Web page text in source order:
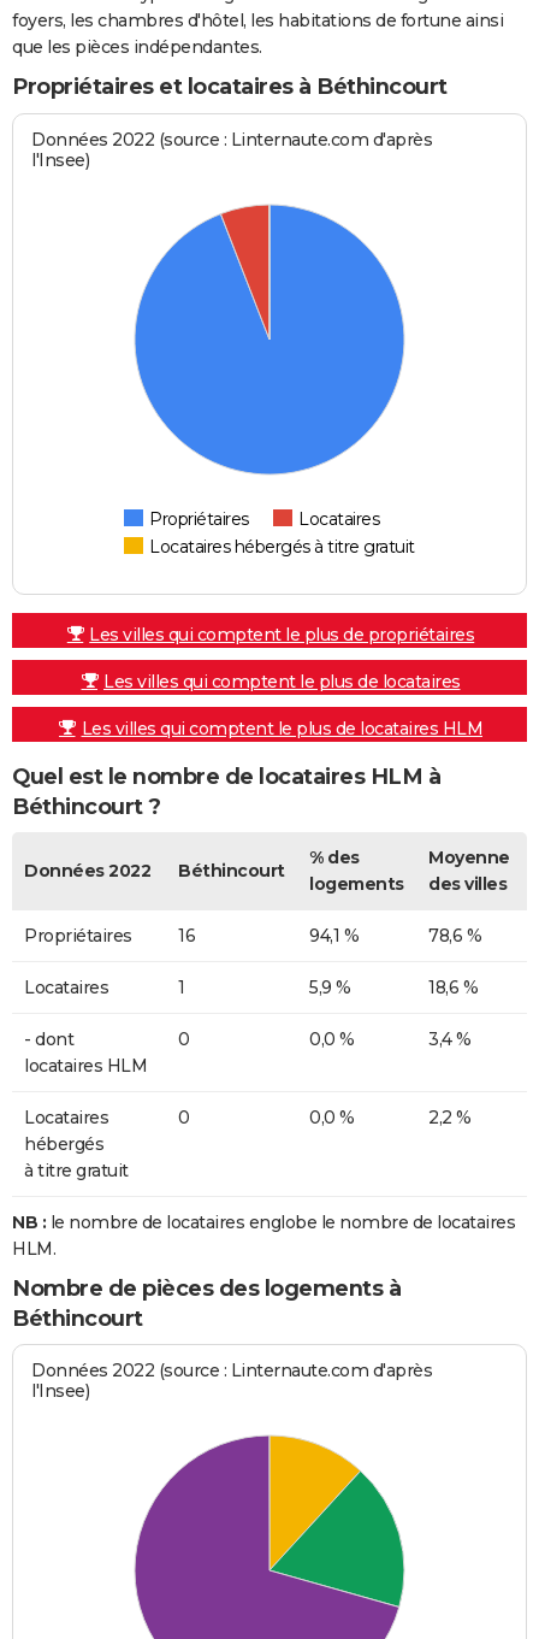
foyers, les chambres d'hôtel, les habitations de fortune ainsi
que les pièces indépendantes.
Propriétaires et locataires à Béthincourt
Données 2022 (source : Linternaute.com d'après
l'Insee)
Propriétaires
Locataires
Locataires hébergés à titre gratuit
Les villes qui comptent le plus de propriétaires
Les villes qui comptent le plus de locataires
Les villes qui comptent le plus de locataires HLM
Quel est le nombre de locataires HLM à
Béthincourt ?
Données 2022 Béthincourt
% des
logements
Moyenne
des villes
Propriétaires 16 94,1 % 78,6 %
Locataires 1 5,9 % 18,6 %
- dont
locataires HLM
0 0,0 % 3,4 %
Locataires
hébergés
à titre gratuit
0 0,0 % 2,2 %
NB : le nombre de locataires englobe le nombre de locataires
HLM.
Nombre de pièces des logements à
Béthincourt
Données 2022 (source : Linternaute.com d'après
l'Insee)